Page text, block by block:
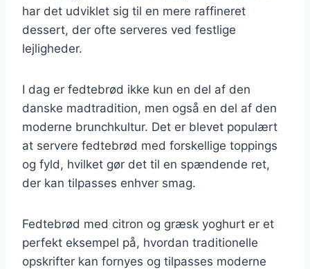
har det udviklet sig til en mere raffineret
dessert, der ofte serveres ved festlige
lejligheder.
I dag er fedtebrød ikke kun en del af den
danske madtradition, men også en del af den
moderne brunchkultur. Det er blevet populært
at servere fedtebrød med forskellige toppings
og fyld, hvilket gør det til en spændende ret,
der kan tilpasses enhver smag.
Fedtebrød med citron og græsk yoghurt er et
perfekt eksempel på, hvordan traditionelle
opskrifter kan fornyes og tilpasses moderne